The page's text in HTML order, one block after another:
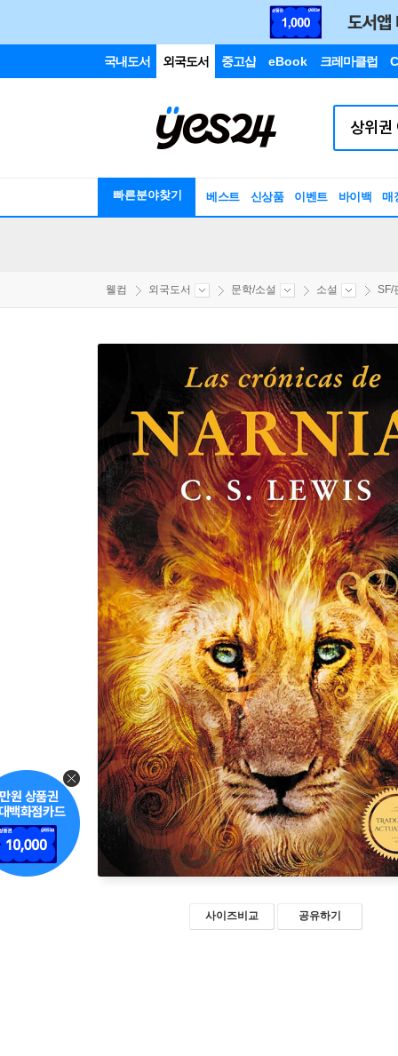
국내도서 외국도서 중고샵 eBook 크레마클럽
빠른분야찾기 베스트 신상품 이벤트 바이백 매
웰컴 외국도서 문학/소설 소설 SF/
사이즈비교 공유하기